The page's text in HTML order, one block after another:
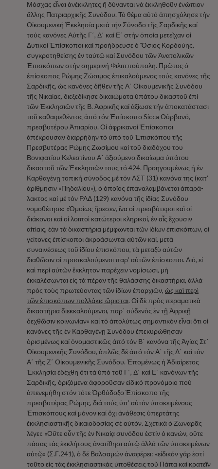
Μόσχας εἶναι ἀνέκκλητες ἤ δύνανται νά ἐκκληθοῦν ἐνώπιον
ἄλλης Πατριαρχικῆς Συνόδου. Τό θέμα αὐτό ἀπησχόλησε τήν
Οἰκουμενική Ἐκκλησία μετά τήν Σύνοδο τῆς Σαρδικῆς καί
τούς κανόνες Αὐτῆς Γ΄, Δ΄ καί Ε΄ στήν ὁποία μετεῖχαν οἱ
Δυτικοί Ἐπίσκοποι καί προήδρευσε ὁ Ὅσιος Κορδούης,
συγκροτηθείσης ἐν ταὐτῷ καί Συνόδου τῶν Ἀνατολικῶν
Ἐπισκόπων στήν σημερινή Φιλιππούπολη. Πρῶτος ὁ
ἐπίσκοπος Ρώμης Ζώσιμος ἐπικαλούμενος τούς κανόνες τῆς
Σαρδικῆς, ὡς κανόνες δῆθεν τῆς Α΄ Οἰκουμενικῆς Συνόδου
τῆς Νικαίας, διεξεδίκησε δικαιώματα ὑπάτου δικαστοῦ ἐπί
τῶν Ἐκκλησιῶν τῆς Β. Ἀφρικῆς καί ἀξίωσε τήν ἀποκατάστασι
τοῦ καθαιρεθέντος ἀπό τόν Ἐπίσκοπο Sicca Οὐρβανό,
πρεσβυτέρου Ἀπιαρίου. Οἱ ἀφρικανοί Ἐπίσκοποι
ἀπέκρουσαν διαρρήδην τό ὑπό τοῦ Ἐπισκόπου τῆς
Πρεσβυτέρας Ρώμης Ζωσίμου καί τοῦ διαδόχου του
Βονιφατίου Κελεστίνου Α΄ ἀξιούμενο δικαίωμα ὑπάτου
δικαστοῦ τῶν Ἐκκλησιῶν τους τό 424. Προηγουμένως ἡ ἐν
Καρθαγένῃ τοπική σύνοδος μέ τόν ΛΣΤ (31) κανόνα της (κατ’
ἀρίθμησιν «Πηδαλίου»), ὁ ὁποῖος ἐπαναλαμβάνεται ἀπαρά-
λακτος καί μέ τόν ΡΛΔ (129) κανόνα τῆς ἰδίας Συνόδου
νομοθέτησε: «Ὁμοίως ἤρεσεν, ἵνα οἱ πρεσβύτεροι καὶ οἱ
διάκονοι καὶ οἱ λοιποὶ κατώτεροι κληρικοί, ἐν αἷς ἔχουσιν
αἰτίαις, ἐὰν τὰ δικαστήρια μέμφωνται τῶν ἰδίων ἐπισκόπων, οἱ
γείτονες ἐπίσκοποι ἀκροάσωνται αὐτῶν καί, μετὰ
συναινέσεως τοῦ ἰδίου ἐπισκόπου, τὰ μεταξὺ αὐτῶν
διαθῶσιν οἱ προσκαλούμενοι παρ’ αὐτῶν ἐπίσκοποι. Διό, εἰ
καὶ περὶ αὐτῶν ἔκκλητον παρέχειν νομίσωσι, μὴ
ἐκκαλέσωνται εἰς τὰ πέραν τῆς θαλάσσης δικαστήρια, ἀλλὰ
πρὸς τοὺς πρωτεύοντας τῶν ἰδίων ἐπαρχιῶν, ὡς καὶ περὶ
τῶν ἐπισκόπων πολλάκις ὥρισται. Οἱ δὲ πρὸς περαματικὰ
δικαστήρια διεκκαλούμενοι, παρ᾽ οὐδενὸς ἐν τῇ Ἀφρικῇ
δεχθῶσιν κοινωνίαν» καί τό ἀπολύτως σημαντικόν εἶναι ὅτι οἱ
κανόνες τῆς ἐν Καρθαγένῃ Συνόδου ἐπεκυρώθησαν
ὁρισμένως καί ὀνομαστικῶς ἀπό τόν Β΄ κανόνα τῆς Ἁγίας Στ΄
Οἰκουμενικῆς Συνόδου, ἁπλῶς δέ ἀπό τόν Α΄ τῆς Δ΄ καί τόν
Α΄ τῆς Ζ΄ Οἰκουμενικῆς Συνόδου. Ἑπομένως ἡ Ἀδιαίρετος
Ἐκκλησία ἐδέχθη ὅτι τά ὑπό τοῦ Γ΄, Δ΄ καί Ε΄ κανόνων τῆς
Σαρδικῆς, ὁριζόμενα ἀφοροῦσαν εἰδικό προνόμοιο πού
ἀπενεμήθη στόν τότε Ὀρθόδοξο Ἐπίσκοπο τῆς
πρεσβυτέρας Ρώμης, διά τούς ὑπ’ αὐτόν ὑποκειμένους
Ἐπισκόπους καί μόνον καί ὄχι ἀνάθεσις ὑπερτάτης
ἐκκλησιαστικῆς δικαιοδοσίας σέ αὐτόν. Σχετικά ὁ Ζωναρᾶς
λέγει: «Οὔτε οὖν τῆς ἐν Νικαίᾳ συνόδου ἐστίν ὁ κανών, οὔτε
πάσας τάς ἐκκλήτους ἀνατίθησι αὐτῷ ἀλλά τῶν ὑποκειμένων
αὐτῷ» (Σ.Γ.241), ὁ δέ Βαλσαμών ἀναφέρει: «εἰδικόν γάρ ἐστί
τοῦτο εἰς τάς ἐκκλησιαστικάς ὑποθέσεις τοῦ Πάπα καί κρατεῖν